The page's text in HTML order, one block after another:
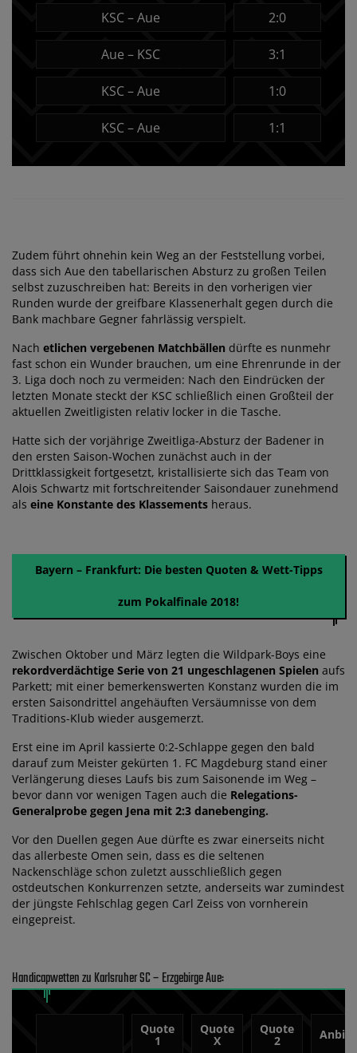
KSC – Aue 2:0
Aue – KSC 3:1
KSC – Aue 1:0
KSC – Aue 1:1
Zudem führt ohnehin kein Weg an der Feststellung vorbei,
dass sich Aue den tabellarischen Absturz zu großen Teilen
selbst zuzuschreiben hat: Bereits in den vorherigen vier
Runden wurde der greifbare Klassenerhalt gegen durch die
Bank machbare Gegner fahrlässig verspielt.
Nach etlichen vergebenen Matchbällen dürfte es nunmehr
fast schon ein Wunder brauchen, um eine Ehrenrunde in der
3. Liga doch noch zu vermeiden: Nach den Eindrücken der
letzten Monate steckt der KSC schließlich einen Großteil der
aktuellen Zweitligisten relativ locker in die Tasche.
Hatte sich der vorjährige Zweitliga-Absturz der Badener in
den ersten Saison-Wochen zunächst auch in der
Drittklassigkeit fortgesetzt, kristallisierte sich das Team von
Alois Schwartz mit fortschreitender Saisondauer zunehmend
als eine Konstante des Klassements heraus.
Bayern – Frankfurt: Die besten Quoten & Wett-Tipps
zum Pokalfinale 2018!
Zwischen Oktober und März legten die Wildpark-Boys eine
rekordverdächtige Serie von 21 ungeschlagenen Spielen aufs
Parkett; mit einer bemerkenswerten Konstanz wurden die im
ersten Saisondrittel angehäuften Versäumnisse von dem
Traditions-Klub wieder ausgemerzt.
Erst eine im April kassierte 0:2-Schlappe gegen den bald
darauf zum Meister gekürten 1. FC Magdeburg stand einer
Verlängerung dieses Laufs bis zum Saisonende im Weg –
bevor dann vor wenigen Tagen auch die Relegations-
Generalprobe gegen Jena mit 2:3 danebenging.
Vor den Duellen gegen Aue dürfte es zwar einerseits nicht
das allerbeste Omen sein, dass es die seltenen
Nackenschläge schon zuletzt ausschließlich gegen
ostdeutschen Konkurrenzen setzte, anderseits war zumindest
der jüngste Fehlschlag gegen Carl Zeiss von vornherein
eingepreist.
Handicapwetten zu Karlsruher SC – Erzgebirge Aue:
Quote
1
Quote
X
Quote
2